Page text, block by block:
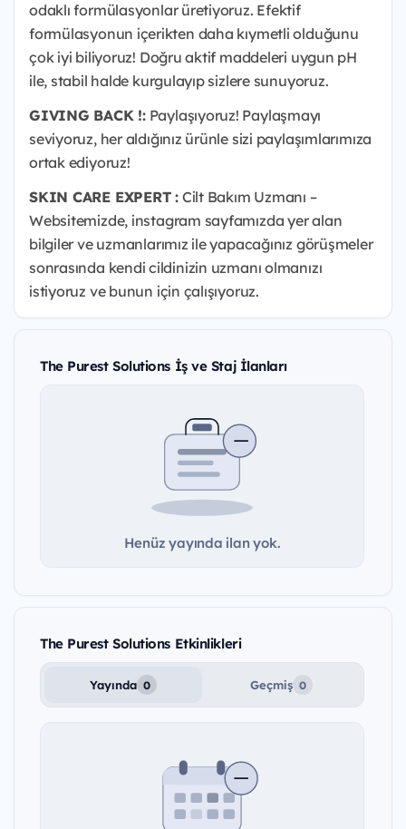
odaklı formülasyonlar üretiyoruz. Efektif
formülasyonun içerikten daha kıymetli olduğunu
çok iyi biliyoruz! Doğru aktif maddeleri uygun pH
ile, stabil halde kurgulayıp sizlere sunuyoruz.
GIVING BACK !:Paylaşıyoruz! Paylaşmayı
seviyoruz, her aldığınız ürünle sizi paylaşımlarımıza
ortak ediyoruz!
SKIN CARE EXPERT :Cilt Bakım Uzmanı –
Websitemizde, instagram sayfamızda yer alan
bilgiler ve uzmanlarımız ile yapacağınız görüşmeler
sonrasında kendi cildinizin uzmanı olmanızı
istiyoruz ve bunun için çalışıyoruz.
The Purest Solutions İş ve Staj İlanları
Henüz yayında ilan yok.
The Purest Solutions Etkinlikleri
Yayında 0 Geçmiş 0